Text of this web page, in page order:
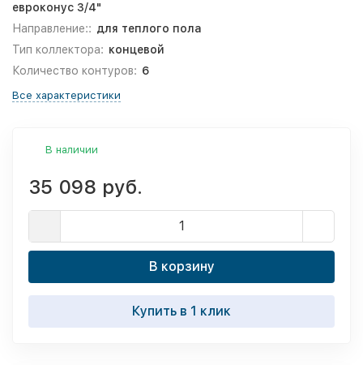
евроконус 3/4"
Направление:: для теплого пола
Тип коллектора: концевой
Количество контуров: 6
Все характеристики
В наличии
35 098 руб.
В корзину
Купить в 1 клик